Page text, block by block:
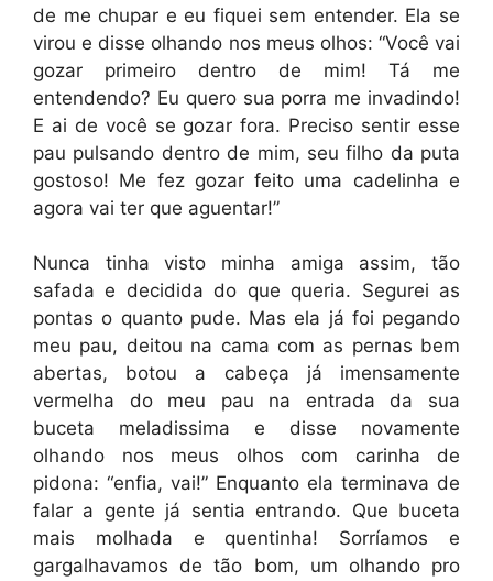
de me chupar e eu fiquei sem entender. Ela se
virou e disse olhando nos meus olhos: “Você vai
gozar primeiro dentro de mim! Tá me
entendendo? Eu quero sua porra me invadindo!
E ai de você se gozar fora. Preciso sentir esse
pau pulsando dentro de mim, seu filho da puta
gostoso! Me fez gozar feito uma cadelinha e
agora vai ter que aguentar!”
Nunca tinha visto minha amiga assim, tão
safada e decidida do que queria. Segurei as
pontas o quanto pude. Mas ela já foi pegando
meu pau, deitou na cama com as pernas bem
abertas, botou a cabeça já imensamente
vermelha do meu pau na entrada da sua
buceta meladissima e disse novamente
olhando nos meus olhos com carinha de
pidona: “enfia, vai!” Enquanto ela terminava de
falar a gente já sentia entrando. Que buceta
mais molhada e quentinha! Sorríamos e
gargalhavamos de tão bom, um olhando pro